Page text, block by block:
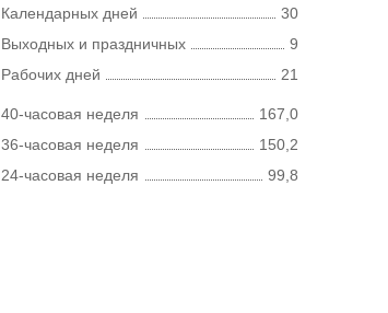
Календарных дней
30
Выходных и праздничных
9
Рабочих дней
21
40-часовая неделя
167,0
36-часовая неделя
150,2
24-часовая неделя
99,8